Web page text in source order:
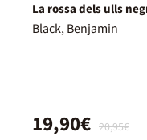
La rossa dels ulls
Black, Benjamin
20,95€
19,90€